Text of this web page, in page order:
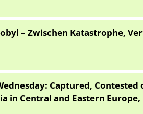
– Zwischen Katastrophe,
Captured, Contested
in Central and Eastern